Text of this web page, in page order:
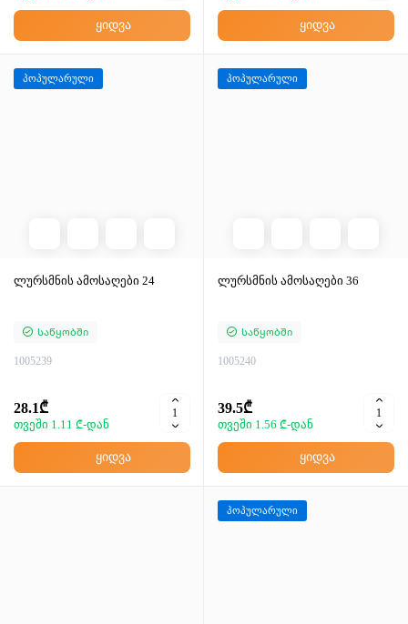
ყიდვა ყიდვა
პოპულარული
ლურსმნის ამოსაღები 24
Საწყობში
1005239
28.1₾
თვეში 1.11 ₾-დან
ყიდვა
პოპულარული
ლურსმნის ამოსაღები 36
Საწყობში
1005240
39.5₾
თვეში 1.56 ₾-დან
ყიდვა
პოპულარული